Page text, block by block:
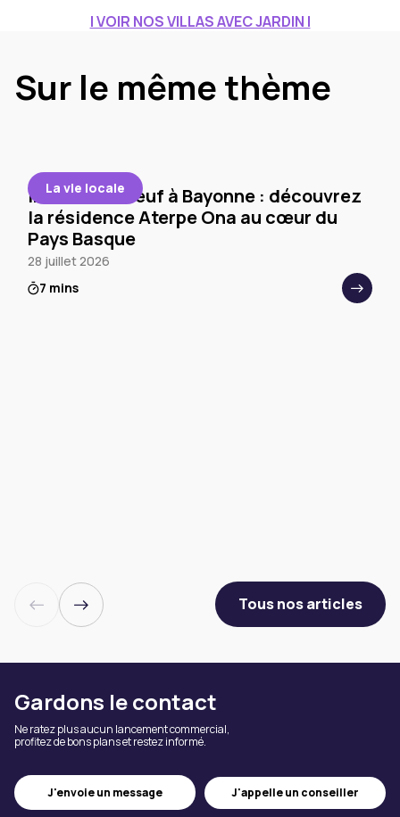
| VOIR NOS VILLAS AVEC JARDIN |
Sur le même thème
Tous nos articles
La vie locale
Immobilier neuf à Bayonne : découvrez
la résidence Aterpe Ona au cœur du
Pays Basque
28 juillet 2026
7 mins
Gardons le contact
Ne ratez plus aucun lancement commercial,
profitez de bons plans et restez informé.
J'envoie un message J'appelle un conseiller